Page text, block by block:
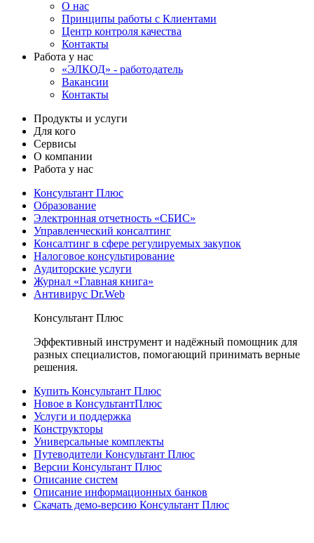
О нас
Принципы работы с Клиентами
Центр контроля качества
Контакты
Работа у нас
«ЭЛКОД» - работодатель
Вакансии
Контакты
Продукты и услуги
Для кого
Сервисы
О компании
Работа у нас
Консультант Плюс
Образование
Электронная отчетность «СБИС»
Управленческий консалтинг
Консалтинг в сфере регулируемых закупок
Налоговое консультирование
Аудиторские услуги
Журнал «Главная книга»
Антивирус Dr.Web
Консультант Плюс
Эффективный инструмент и надёжный помощник для
разных специалистов, помогающий принимать верные
решения.
Купить Консультант Плюс
Новое в КонсультантПлюс
Услуги и поддержка
Конструкторы
Универсальные комплекты
Путеводители Консультант Плюс
Версии Консультант Плюс
Описание систем
Описание информационных банков
Скачать демо-версию Консультант Плюс